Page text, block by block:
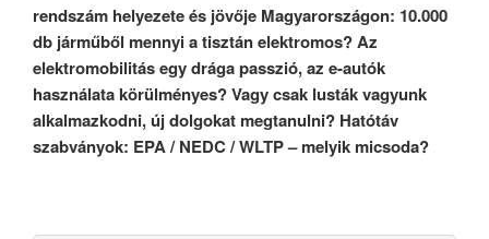
rendszám helyezete és jövője Magyarországon: 10.000
db járműből mennyi a tisztán elektromos? Az
elektromobilitás egy drága passzió, az e-autók
használata körülményes? Vagy csak lusták vagyunk
alkalmazkodni, új dolgokat megtanulni? Hatótáv
szabványok: EPA / NEDC / WLTP – melyik micsoda?